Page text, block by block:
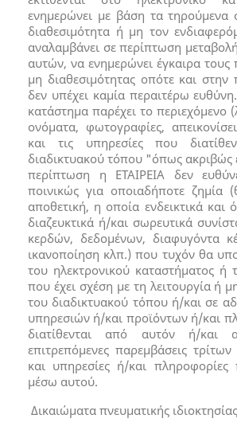
ενημερώνει με βάση τα τηρούμενα
διαθεσιμότητα ή μη τον
αναλαμβάνει σε περίπτωση
αυτών, να ενημερώνει έγκαιρα τους
μη διαθεσιμότητας οπότε και
δεν υπέχει καμία περαιτέρω
κατάστημα παρέχει το περιεχόμενο
ονόματα, φωτογραφίες,
και τις υπηρεσίες που
διαδικτυακού τόπου "όπως ακριβώς
περίπτωση η ΕΤΑΙΡΕΙΑ δεν
ποινικώς για οποιαδήποτε ζημία
αποθετική, η οποία ενδεικτικά και
διαζευκτικά ή/και σωρευτικά
κερδών, δεδομένων, διαφυγόντα
ικανοποίηση κλπ.) που τυχόν θα
του ηλεκτρονικού καταστήματος ή
που έχει σχέση με τη λειτουργία ή
του διαδικτυακού τόπου ή/και σε
υπηρεσιών ή/και προϊόντων ή/και
διατίθενται από αυτόν ή/
επιτρεπόμενες παρεμβάσεις
και υπηρεσίες ή/και πληροφορίες
μέσω αυτού.
Δικαιώματα πνευματικής ιδιοκτησίας